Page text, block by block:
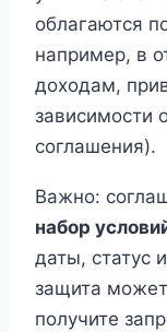
облагаются
например, в
доходам,
зависимости
соглашения).
Важно:
набор
даты, статус
защита
получите